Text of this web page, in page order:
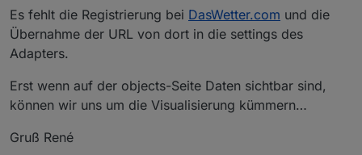
Es fehlt die Registrierung bei DasWetter.com und die
Übernahme der URL von dort in die settings des
Adapters.
Erst wenn auf der objects-Seite Daten sichtbar sind,
können wir uns um die Visualisierung kümmern…
Gruß René